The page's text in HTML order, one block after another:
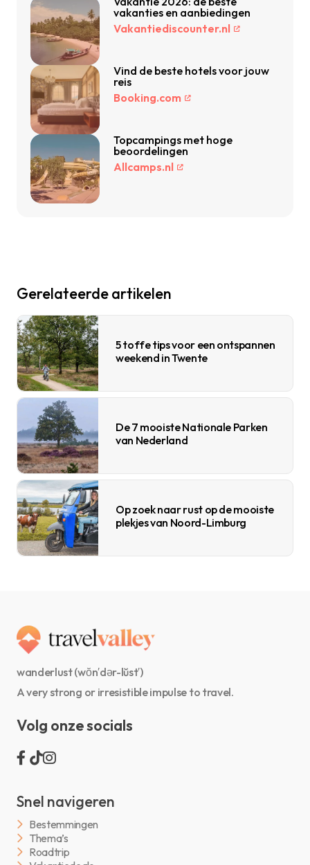
vakanties en aanbiedingen
Vakantiediscounter.nl
Vind de beste hotels voor jouw
reis
Booking.com
Topcampings met hoge
beoordelingen
Allcamps.nl
Gerelateerde artikelen
5 toffe tips voor een ontspannen
weekend in Twente
De 7 mooiste Nationale Parken
van Nederland
Op zoek naar rust op de mooiste
plekjes van Noord-Limburg
wanderlust (wŏn′dər-lŭst′)
A very strong or irresistible impulse to travel.
Volg onze socials
Snel navigeren
Bestemmingen
Thema’s
Roadtrip